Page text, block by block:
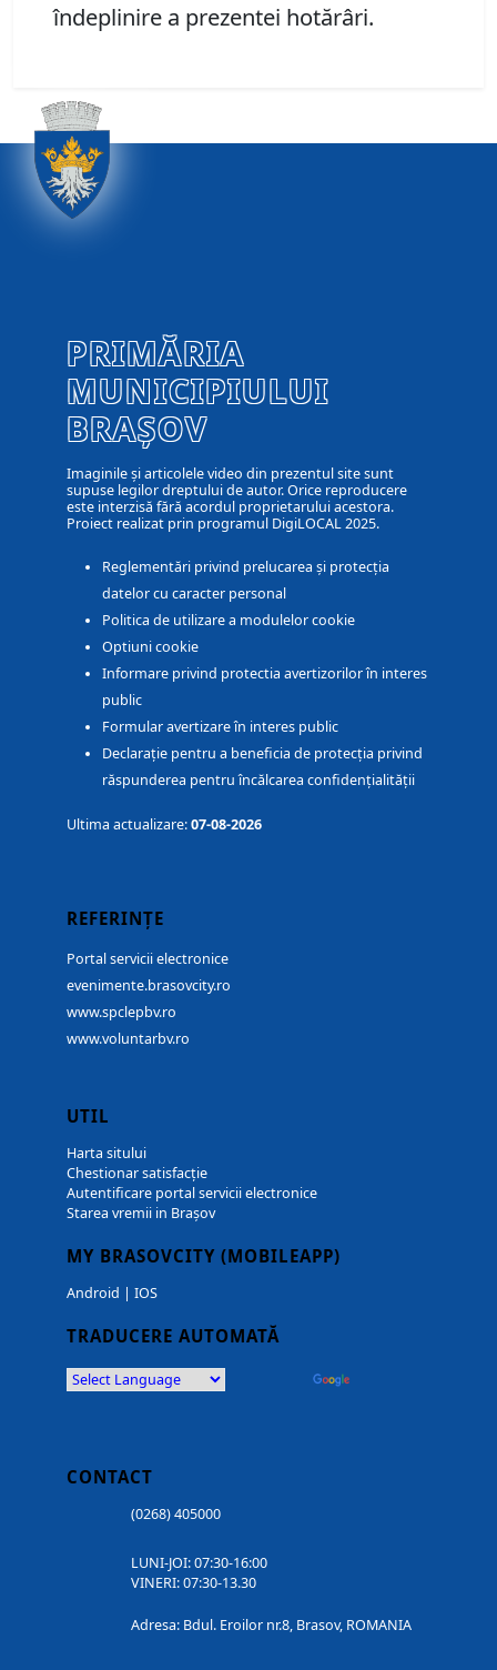
îndeplinire a prezentei hotărâri.
PRIMĂRIA
MUNICIPIULUI
BRAȘOV
Imaginile și articolele video din prezentul site sunt
supuse legilor dreptului de autor. Orice reproducere
este interzisă fără acordul proprietarului acestora.
Proiect realizat prin programul DigiLOCAL 2025.
Reglementări privind prelucarea și protecția
datelor cu caracter personal
Politica de utilizare a modulelor cookie
Optiuni cookie
Informare privind protectia avertizorilor în interes
public
Formular avertizare în interes public
Declarație pentru a beneficia de protecția privind
răspunderea pentru încălcarea confidențialității
Ultima actualizare:07-08-2026
REFERINȚE
Portal servicii electronice
evenimente.brasovcity.ro
www.spclepbv.ro
www.voluntarbv.ro
UTIL
Harta sitului
Chestionar satisfacție
Autentificare portal servicii electronice
Starea vremii in Brașov
MY BRASOVCITY (MOBILEAPP)
Android | IOS
TRADUCERE AUTOMATĂ
CONTACT
(0268) 405000
LUNI-JOI: 07:30-16:00
VINERI: 07:30-13.30
Adresa: Bdul. Eroilor nr.8, Brasov, ROMANIA